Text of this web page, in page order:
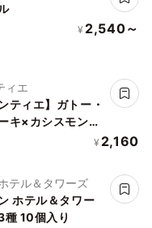
¥ 2,540～
ィエ
ティエ】ガトー・
キ×カシスモンブ
¥ 2,160
テル＆タワーズ
ホテル＆タワー
種 10個入り